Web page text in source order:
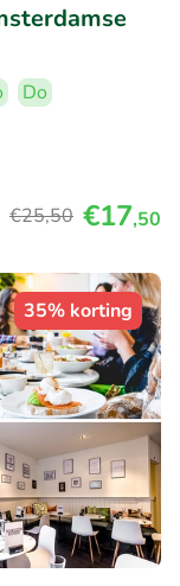
Do
€25,50 €17,50
35% korting